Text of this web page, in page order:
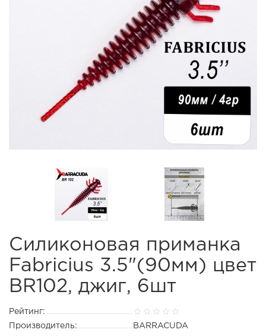
Силиконовая приманка
Fabricius 3.5"(90мм) цвет
BR102, джиг, 6шт
Рейтинг:
Производитель:
BARRACUDA